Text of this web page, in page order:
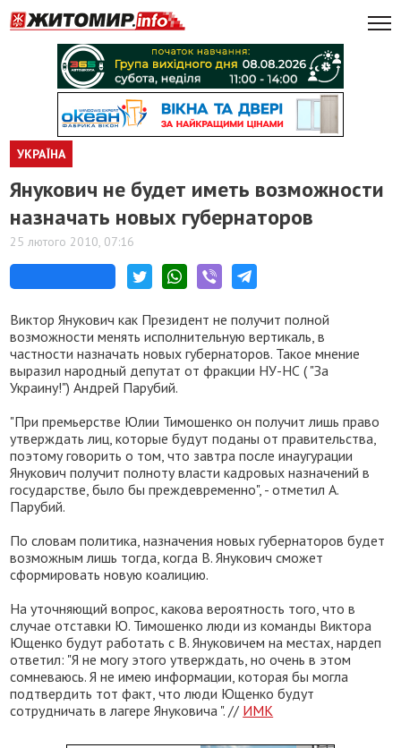
УКРАЇНА
Янукович не будет иметь возможности
назначать новых губернаторов
25 лютого 2010, 07:16
Виктор Янукович как Президент не получит полной
возможности менять исполнительную вертикаль, в
частности назначать новых губернаторов. Такое мнение
выразил народный депутат от фракции НУ-НС ( "За
Украину!") Андрей Парубий.
"При премьерстве Юлии Тимошенко он получит лишь право
утверждать лиц, которые будут поданы от правительства,
поэтому говорить о том, что завтра после инаугурации
Янукович получит полноту власти кадровых назначений в
государстве, было бы преждевременно", - отметил А.
Парубий.
По словам политика, назначения новых губернаторов будет
возможным лишь тогда, когда В. Янукович сможет
сформировать новую коалицию.
На уточняющий вопрос, какова вероятность того, что в
случае отставки Ю. Тимошенко люди из команды Виктора
Ющенко будут работать с В. Януковичем на местах, нардеп
ответил: "Я не могу этого утверждать, но очень в этом
сомневаюсь. Я не имею информации, которая бы могла
подтвердить тот факт, что люди Ющенко будут
сотрудничать в лагере Януковича ". // ИМК